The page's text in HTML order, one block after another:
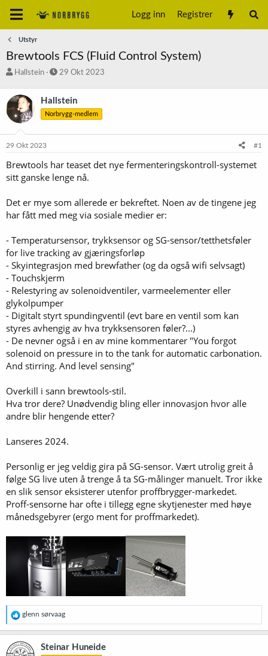
Logg inn Registrer
Utstyr
Brewtools FCS (Fluid Control System)
T
å
d
s
a
r
e
r
Hallstein
S
r
t
a
29 Okt 2023
Hallstein
Norbrygg-medlem
29 Okt 2023 #1
Brewtools har teaset det nye fermenteringskontroll-systemet
sitt ganske lenge nå.
Det er mye som allerede er bekreftet. Noen av de tingene jeg
har fått med meg via sosiale medier er:
- Temperatursensor, trykksensor og SG-sensor/tetthetsføler
for live tracking av gjæringsforløp
- Skyintegrasjon med brewfather (og da også wifi selvsagt)
- Touchskjerm
- Relestyring av solenoidventiler, varmeelementer eller
glykolpumper
- Digitalt styrt spundingventil (evt bare en ventil som kan
styres avhengig av hva trykksensoren føler?...)
- De nevner også i en av mine kommentarer "You forgot
solenoid on pressure in to the tank for automatic carbonation.
And stirring. And level sensing"
Overkill i sann brewtools-stil.
Hva tror dere? Unødvendig bling eller innovasjon hvor alle
andre blir hengende etter?
Lanseres 2024.
Personlig er jeg veldig gira på SG-sensor. Vært utrolig greit å
følge SG live uten å trenge å ta SG-målinger manuelt. Tror ikke
en slik sensor eksisterer utenfor proffbrygger-markedet.
Proff-sensorne har ofte i tillegg egne skytjenester med høye
månedsgebyrer (ergo ment for proffmarkedet).
R
e
a
k
s
glenn sørvaag
Steinar Huneide